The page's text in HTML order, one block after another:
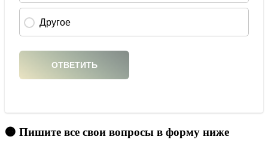
🟠 Пишите все свои вопросы в форму ниже